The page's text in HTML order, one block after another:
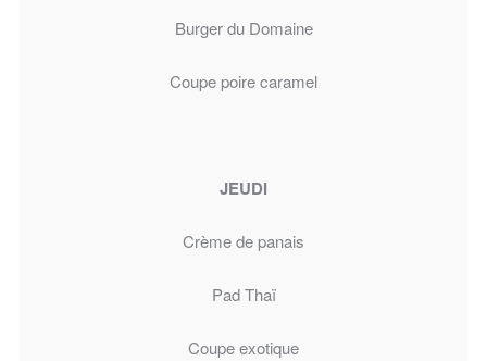
Burger du Domaine
Coupe poire caramel
JEUDI
Crème de panais
Pad Thaï
Coupe exotique